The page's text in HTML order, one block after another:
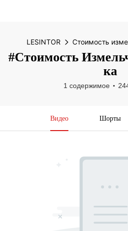
LESINTOR Стоимость
#Стоимость
Ка
1 содержимое
Видео Шорты